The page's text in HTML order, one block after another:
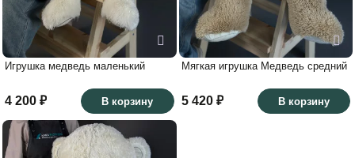
Игрушка медведь маленький
4 200 ₽ В корзину
Мягкая игрушка Медведь средний
5 420 ₽ В корзину